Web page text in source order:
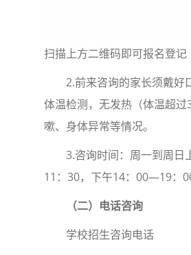
扫描上方二维码即可报名登记
2.前来咨询的家长须戴好
体温检测，无发热（体温超
嗽、身体异常等情况。
3.咨询时间：周一到周
11：30，下午14：00—19：
（二）电话咨询
学校招生咨询电话